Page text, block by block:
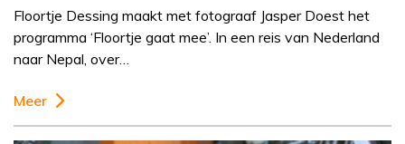
Floortje Dessing maakt met fotograaf Jasper Doest het
programma ‘Floortje gaat mee’. In een reis van Nederland
naar Nepal, over…
Meer